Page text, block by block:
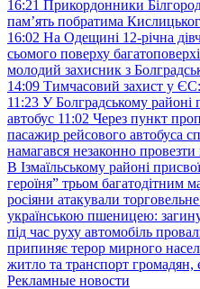
16:21 Прикордонники
пам’ять побратима
16:02 На Одещині 12-річна
сьомого поверху
молодий захисник з
14:09 Тимчасовий захист у ЄС:
11:23 У Болградському
автобус 11:02 Через пункт
пасажир рейсового автобуса
намагався незаконно провезти
В Ізмаїльському районі
героїня” трьом багатодітним
росіяни атакували
українською пшеницею:
під час руху автомобіль
припиняє терор мирного
житло та транспорт громадян,
Рекламные новости